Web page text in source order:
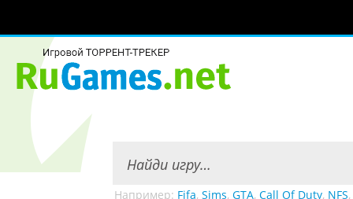
Например: Fifa, Sims, GTA, Call Of Duty, NFS,